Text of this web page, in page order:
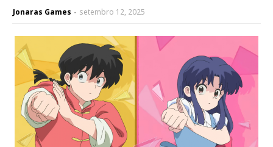
Jonaras Games setembro 12, 2025